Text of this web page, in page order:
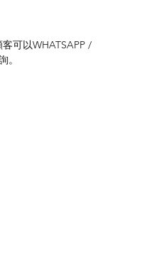
可以WHATSAPP /
。